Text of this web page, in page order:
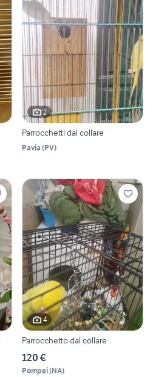
2
Parrocchetti dal collare
Pavia (PV)
4
Parrocchetto dal collare
120 €
Pompei(NA)